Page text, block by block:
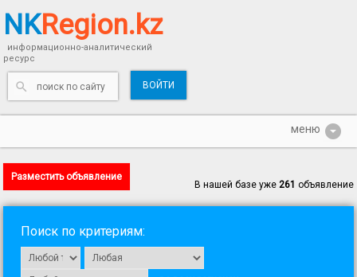
NKRegion.kz
информационно-аналитический
ресурс
ВОЙТИ
В нашей базе уже 261 объявление
Разместить объявление
Поиск по критериям: